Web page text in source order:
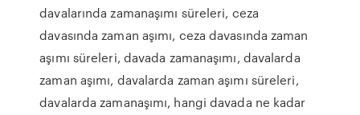
davalarında zamanaşımı süreleri, ceza
davasında zaman aşımı, ceza davasında zaman
aşımı süreleri, davada zamanaşımı, davalarda
zaman aşımı, davalarda zaman aşımı süreleri,
davalarda zamanaşımı, hangi davada ne kadar